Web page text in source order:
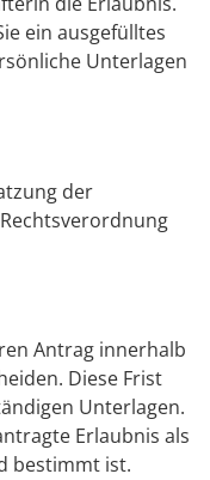
ein ausgefülltes
Unterlagen
der
Antrag innerhalb
Diese Frist
Unterlagen.
Erlaubnis als
bestimmt ist.